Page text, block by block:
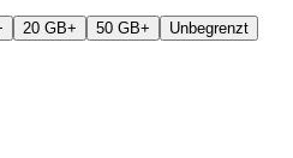
20 GB+ 50 GB+ Unbegrenzt